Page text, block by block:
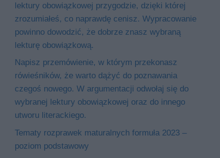
lektury obowiązkowej przygodzie, dzięki której
zrozumiałeś, co naprawdę cenisz. Wypracowanie
powinno dowodzić, że dobrze znasz wybraną
lekturę obowiązkową.
Napisz przemówienie, w którym przekonasz
rówieśników, że warto dążyć do poznawania
czegoś nowego. W argumentacji odwołaj się do
wybranej lektury obowiązkowej oraz do innego
utworu literackiego.
Tematy rozprawek maturalnych formuła 2023 –
poziom podstawowy